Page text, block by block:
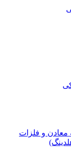
معادن و فلزات